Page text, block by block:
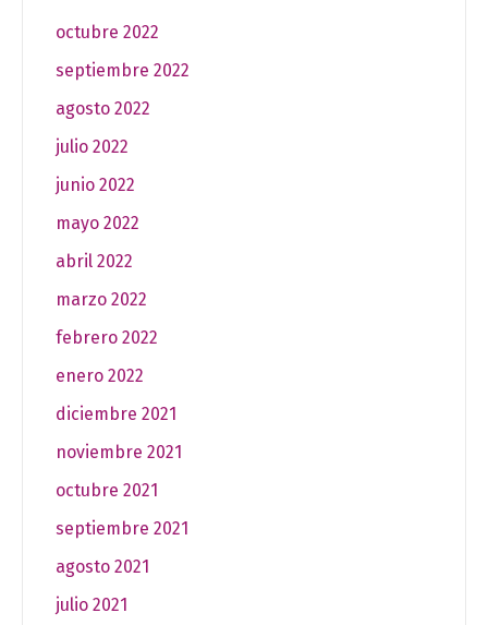
octubre 2022
septiembre 2022
agosto 2022
julio 2022
junio 2022
mayo 2022
abril 2022
marzo 2022
febrero 2022
enero 2022
diciembre 2021
noviembre 2021
octubre 2021
septiembre 2021
agosto 2021
julio 2021